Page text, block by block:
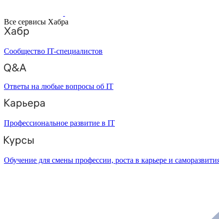
Все сервисы Хабра
Сообщество IT-специалистов
Ответы на любые вопросы об IT
Профессиональное развитие в IT
Обучение для смены профессии, роста в карьере и